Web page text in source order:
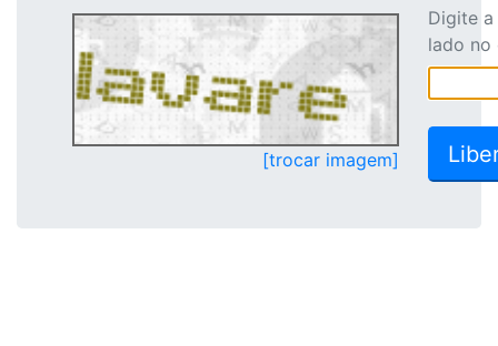
[trocar imagem]
Digite
lado no